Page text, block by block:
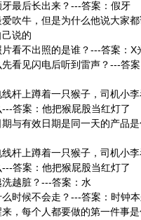
最后长出来？---答案：假牙
吹牛，但是为什么他说大家
说的
看不出照的是谁？---答案：X
看见闪电后听到雷声？---答
杆上蹲着一只猴子，司机小
答案：他把猴屁股当红灯了
与有效日期是同一天的产品
杆上蹲着一只猴子，司机小
答案：他把猴屁股当红灯了
越脏？---答案：水
时候不会走？---答案：时钟
，每个人都要做的第一件事